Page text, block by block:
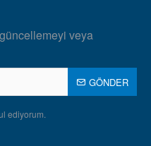
veya
GÖNDER
ediyorum.